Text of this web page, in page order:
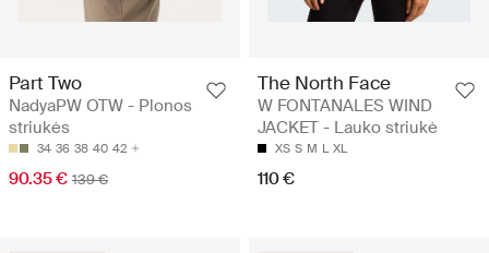
Part Two
NadyaPW OTW - Plonos
striukės
34 36 38 40 42
90.35 € 139 €
The North Face
W FONTANALES WIND
JACKET - Lauko striukė
XS S M L XL
110 €